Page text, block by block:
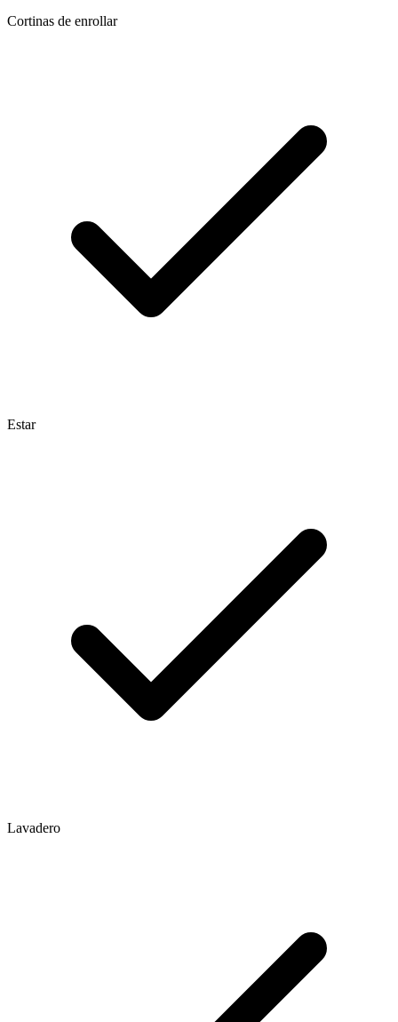
Cortinas de enrollar
Estar
Lavadero